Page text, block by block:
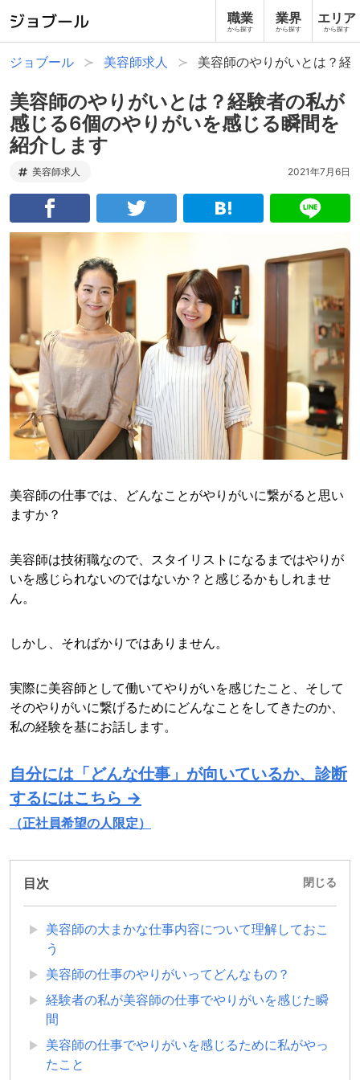
職業
から探す
業界
から探す
エリア
から探す
ジョブール 美容師求人 美容師のやりがいとは？経
美容師のやりがいとは？経験者の私が
感じる6個のやりがいを感じる瞬間を
紹介します
美容師求人 2021年7月6日
美容師の仕事では、どんなことがやりがいに繋がると思い
ますか？
美容師は技術職なので、スタイリストになるまではやりが
いを感じられないのではないか？と感じるかもしれませ
ん。
しかし、そればかりではありません。
実際に美容師として働いてやりがいを感じたこと、そして
そのやりがいに繋げるためにどんなことをしてきたのか、
私の経験を基にお話します。
自分には「どんな仕事」が向いているか、診断
するにはこちら →
（正社員希望の人限定）
目次 閉じる
美容師の大まかな仕事内容について理解しておこ
う
美容師の仕事のやりがいってどんなもの？
経験者の私が美容師の仕事でやりがいを感じた瞬
間
美容師の仕事でやりがいを感じるために私がやっ
たこと